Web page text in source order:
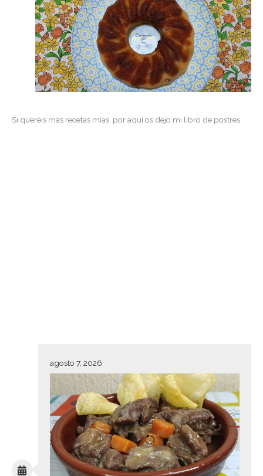
Si queréis más recetas mías, por aquí os dejo mi libro de postres:
agosto 7, 2026